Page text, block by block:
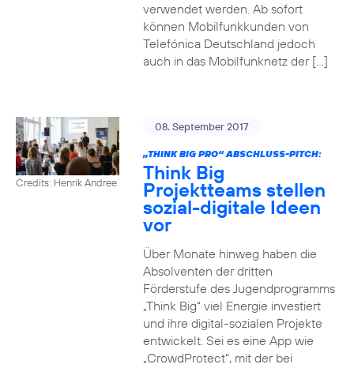
verwendet werden. Ab sofort
können Mobilfunkkunden von
Telefónica Deutschland jedoch
auch in das Mobilfunknetz der […]
Credits: Henrik Andree
08. September 2017
„THINK BIG PRO“ ABSCHLUSS-PITCH:
Think Big
Projektteams stellen
sozial-digitale Ideen
vor
Über Monate hinweg haben die
Absolventen der dritten
Förderstufe des Jugendprogramms
„Think Big“ viel Energie investiert
und ihre digital-sozialen Projekte
entwickelt. Sei es eine App wie
„CrowdProtect“, mit der bei